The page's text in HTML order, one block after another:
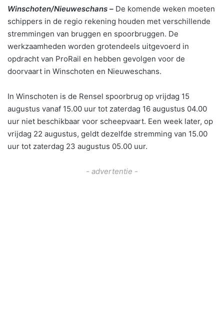
Winschoten/Nieuweschans – De komende weken moeten
schippers in de regio rekening houden met verschillende
stremmingen van bruggen en spoorbruggen. De
werkzaamheden worden grotendeels uitgevoerd in
opdracht van ProRail en hebben gevolgen voor de
doorvaart in Winschoten en Nieuweschans.
In Winschoten is de Rensel spoorbrug op vrijdag 15
augustus vanaf 15.00 uur tot zaterdag 16 augustus 04.00
uur niet beschikbaar voor scheepvaart. Een week later, op
vrijdag 22 augustus, geldt dezelfde stremming van 15.00
uur tot zaterdag 23 augustus 05.00 uur.
- advertentie -